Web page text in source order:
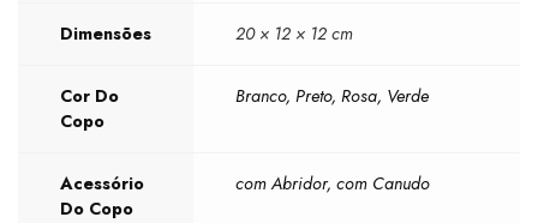
Dimensões 20 × 12 × 12 cm
Cor Do
Copo
Branco, Preto, Rosa, Verde
Acessório
Do Copo
com Abridor, com Canudo